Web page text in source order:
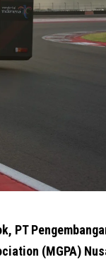
PT
(MGPA)